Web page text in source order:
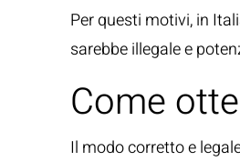
Per questi motivi, in
sarebbe illegale e
Come
Il modo corretto e